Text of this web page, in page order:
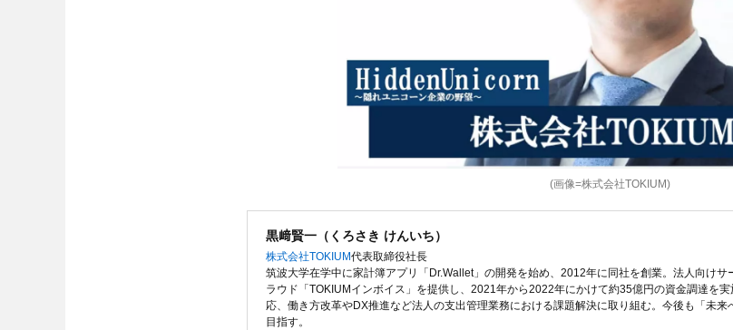
(画像=株式会社TOKIUM)
黒﨑賢一（くろさき けんいち）
株式会社TOKIUM代表取締役社長
筑波大学在学中に家計簿アプリ「Dr.Wallet」の開発を始め、2012年に同社を創業。法人向けサ
ラウド「TOKIUMインボイス」を提供し、2021年から2022年にかけて約35億円の資金調達を
応、働き方改革やDX推進など法人の支出管理業務における課題解決に取り組む。今後も「未
目指す。